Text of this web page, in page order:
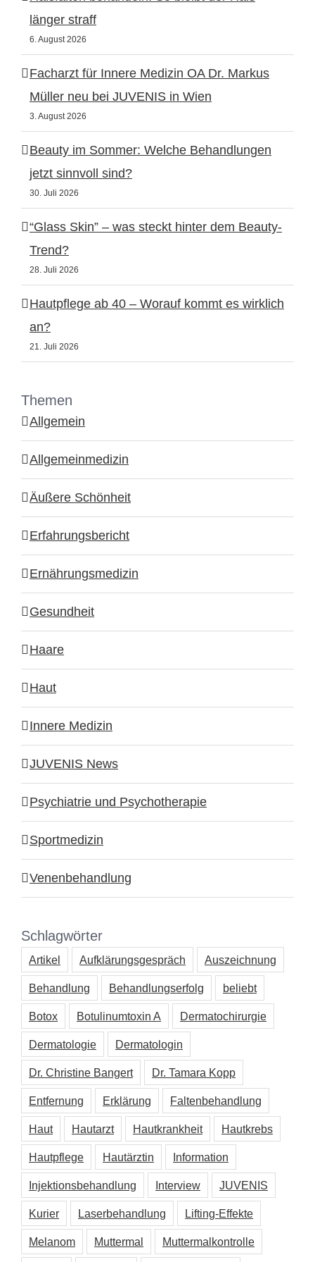
länger straff
6. August 2026
Facharzt für Innere Medizin OA Dr. Markus
Müller neu bei JUVENIS in Wien
3. August 2026
Beauty im Sommer: Welche Behandlungen
jetzt sinnvoll sind?
30. Juli 2026
“Glass Skin” – was steckt hinter dem Beauty-
Trend?
28. Juli 2026
Hautpflege ab 40 – Worauf kommt es wirklich
an?
21. Juli 2026
Themen
Allgemein
Allgemeinmedizin
Äußere Schönheit
Erfahrungsbericht
Ernährungsmedizin
Gesundheit
Haare
Haut
Innere Medizin
JUVENIS News
Psychiatrie und Psychotherapie
Sportmedizin
Venenbehandlung
Schlagwörter
Artikel Aufklärungsgespräch Auszeichnung
Behandlung Behandlungserfolg beliebt
Botox Botulinumtoxin A Dermatochirurgie
Dermatologie Dermatologin
Dr. Christine Bangert Dr. Tamara Kopp
Entfernung Erklärung Faltenbehandlung
Haut Hautarzt Hautkrankheit Hautkrebs
Hautpflege Hautärztin Information
Injektionsbehandlung Interview JUVENIS
Kurier Laserbehandlung Lifting-Effekte
Melanom Muttermal Muttermalkontrolle